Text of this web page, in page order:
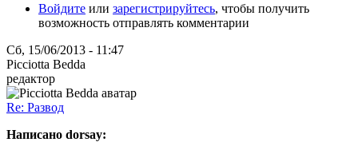
Войдите или зарегистрируйтесь, чтобы получить
возможность отправлять комментарии
Сб, 15/06/2013 - 11:47
Picciotta Bedda
редактор
Re: Развод
Написано dorsay: